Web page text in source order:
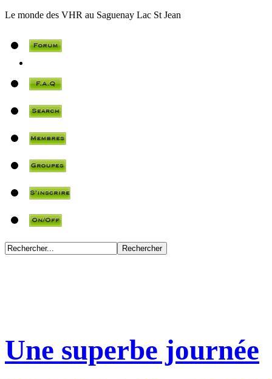
Le monde des VHR au Saguenay Lac St Jean
Une superbe journée